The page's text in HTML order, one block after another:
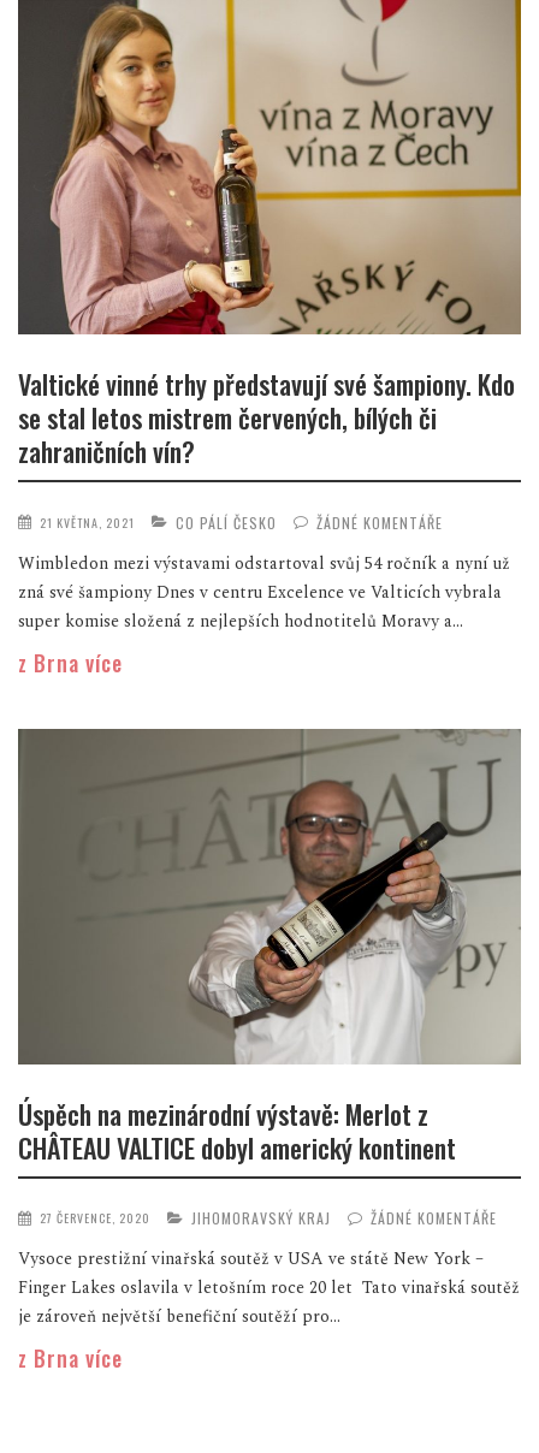
Valtické vinné trhy představují své šampiony. Kdo
se stal letos mistrem červených, bílých či
zahraničních vín?
21 KVĚTNA, 2021 CO PÁLÍ ČESKO ŽÁDNÉ KOMENTÁŘE
Wimbledon mezi výstavami odstartoval svůj 54 ročník a nyní už
zná své šampiony Dnes v centru Excelence ve Valticích vybrala
super komise složená z nejlepších hodnotitelů Moravy a...
z Brna více
Úspěch na mezinárodní výstavě: Merlot z
CHÂTEAU VALTICE dobyl americký kontinent
27 ČERVENCE, 2020 JIHOMORAVSKÝ KRAJ ŽÁDNÉ KOMENTÁŘE
Vysoce prestižní vinařská soutěž v USA ve státě New York –
Finger Lakes oslavila v letošním roce 20 let Tato vinařská soutěž
je zároveň největší benefiční soutěží pro...
z Brna více